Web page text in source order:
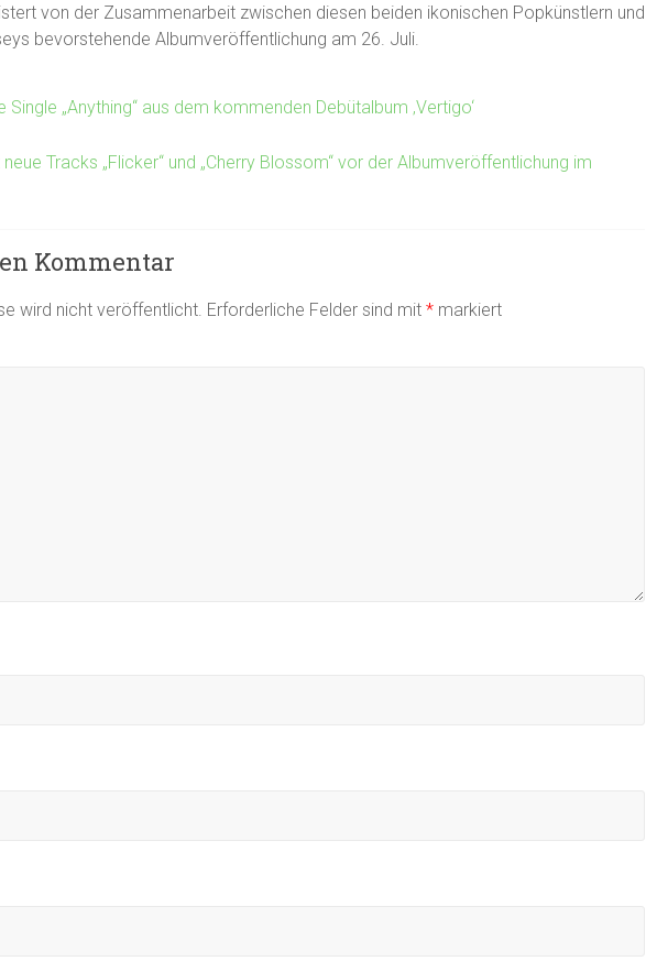
von der Zusammenarbeit zwischen diesen beiden ikonischen Popkünstlern und
bevorstehende Albumveröffentlichung am 26. Juli.
Single „Anything“ aus dem kommenden Debütalbum ‚Vertigo‘
Tracks „Flicker“ und „Cherry Blossom“ vor der Albumveröffentlichung im
Kommentar
wird nicht veröffentlicht. Erforderliche Felder sind mit * markiert